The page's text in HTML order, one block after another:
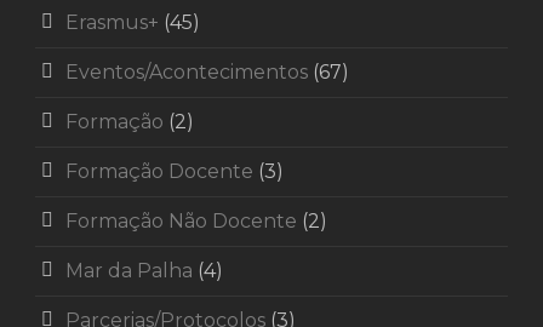
Erasmus+ (45)
Eventos/Acontecimentos (67)
Formação (2)
Formação Docente (3)
Formação Não Docente (2)
Mar da Palha (4)
Parcerias/Protocolos (3)